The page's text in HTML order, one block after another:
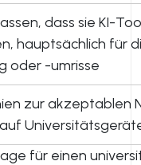
dass sie KI-
hauptsächlich für
oder -umrisse
zur akzeptablen
für einen